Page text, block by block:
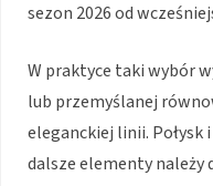
sezon 2026 od
W praktyce taki wybór
lub przemyślanej
eleganckiej linii. Połysk
dalsze elementy należy